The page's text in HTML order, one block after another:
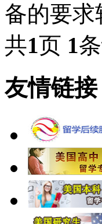
备的要
共1页 1
友情链接